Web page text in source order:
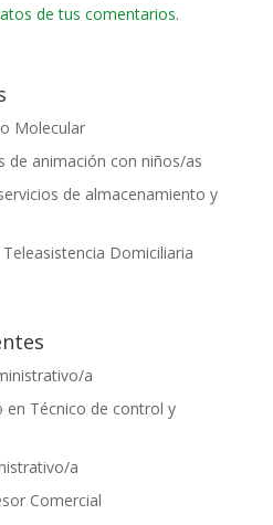
de tus comentarios.
Molecular
de animación con niños/as
de almacenamiento y
Domiciliaria
a
en Técnico de control y
a
Comercial